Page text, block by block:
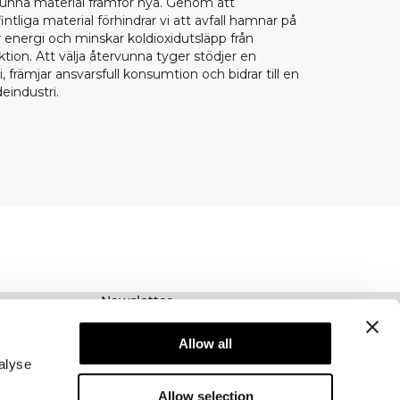
Allow all
Allow selection
material förhindrar vi att avfall hamnar på
energi och minskar koldioxidutsläpp från
Att välja återvunna tyger stödjer en
främjar ansvarsfull konsumtion och bidrar till en
Newsletter
Prenumerera på vårt nyhetsbrev! Få exklusiva
erbjudanden, våra senaste nyheter och mycket
mer.